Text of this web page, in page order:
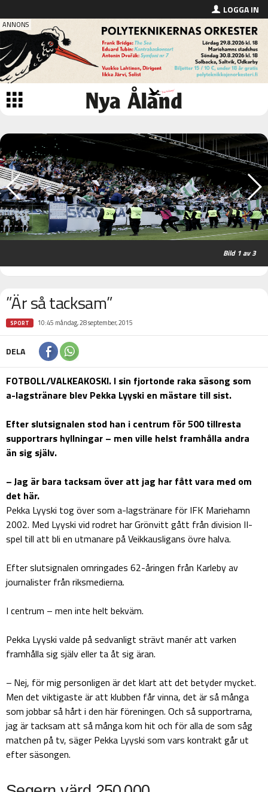
LOGGA IN
1av 3
”Är så tacksam”
SPORT 10:45 måndag, 28 september, 2015
DELA
FOTBOLL/VALKEAKOSKI. I sin fjortonde raka säsong som
a-lagstränare blev Pekka Lyyski en mästare till sist.
Efter slutsignalen stod han i centrum för 500 tillresta
supportrars hyllningar – men ville helst framhålla andra
än sig själv.
– Jag är bara tacksam över att jag har fått vara med om
det här.
Pekka Lyyski tog över som a-lagstränare för IFK Mariehamn
2002. Med Lyyski vid rodret har Grönvitt gått från division II-
spel till att bli en utmanare på Veikkausligans övre halva.
Efter slutsignalen omringades 62-åringen från Karleby av
journalister från riksmedierna.
I centrum – men inte helt bekväm.
Pekka Lyyski valde på sedvanligt strävt manér att varken
framhålla sig själv eller ta åt sig äran.
– Nej, för mig personligen är det klart att det betyder mycket.
Men det viktigaste är att klubben får vinna, det är så många
som jobbar så hårt i den här föreningen. Och så supportrarna,
jag är tacksam att så många kom hit och för alla de som såg
matchen på tv, säger Pekka Lyyski som vars kontrakt går ut
efter säsongen.